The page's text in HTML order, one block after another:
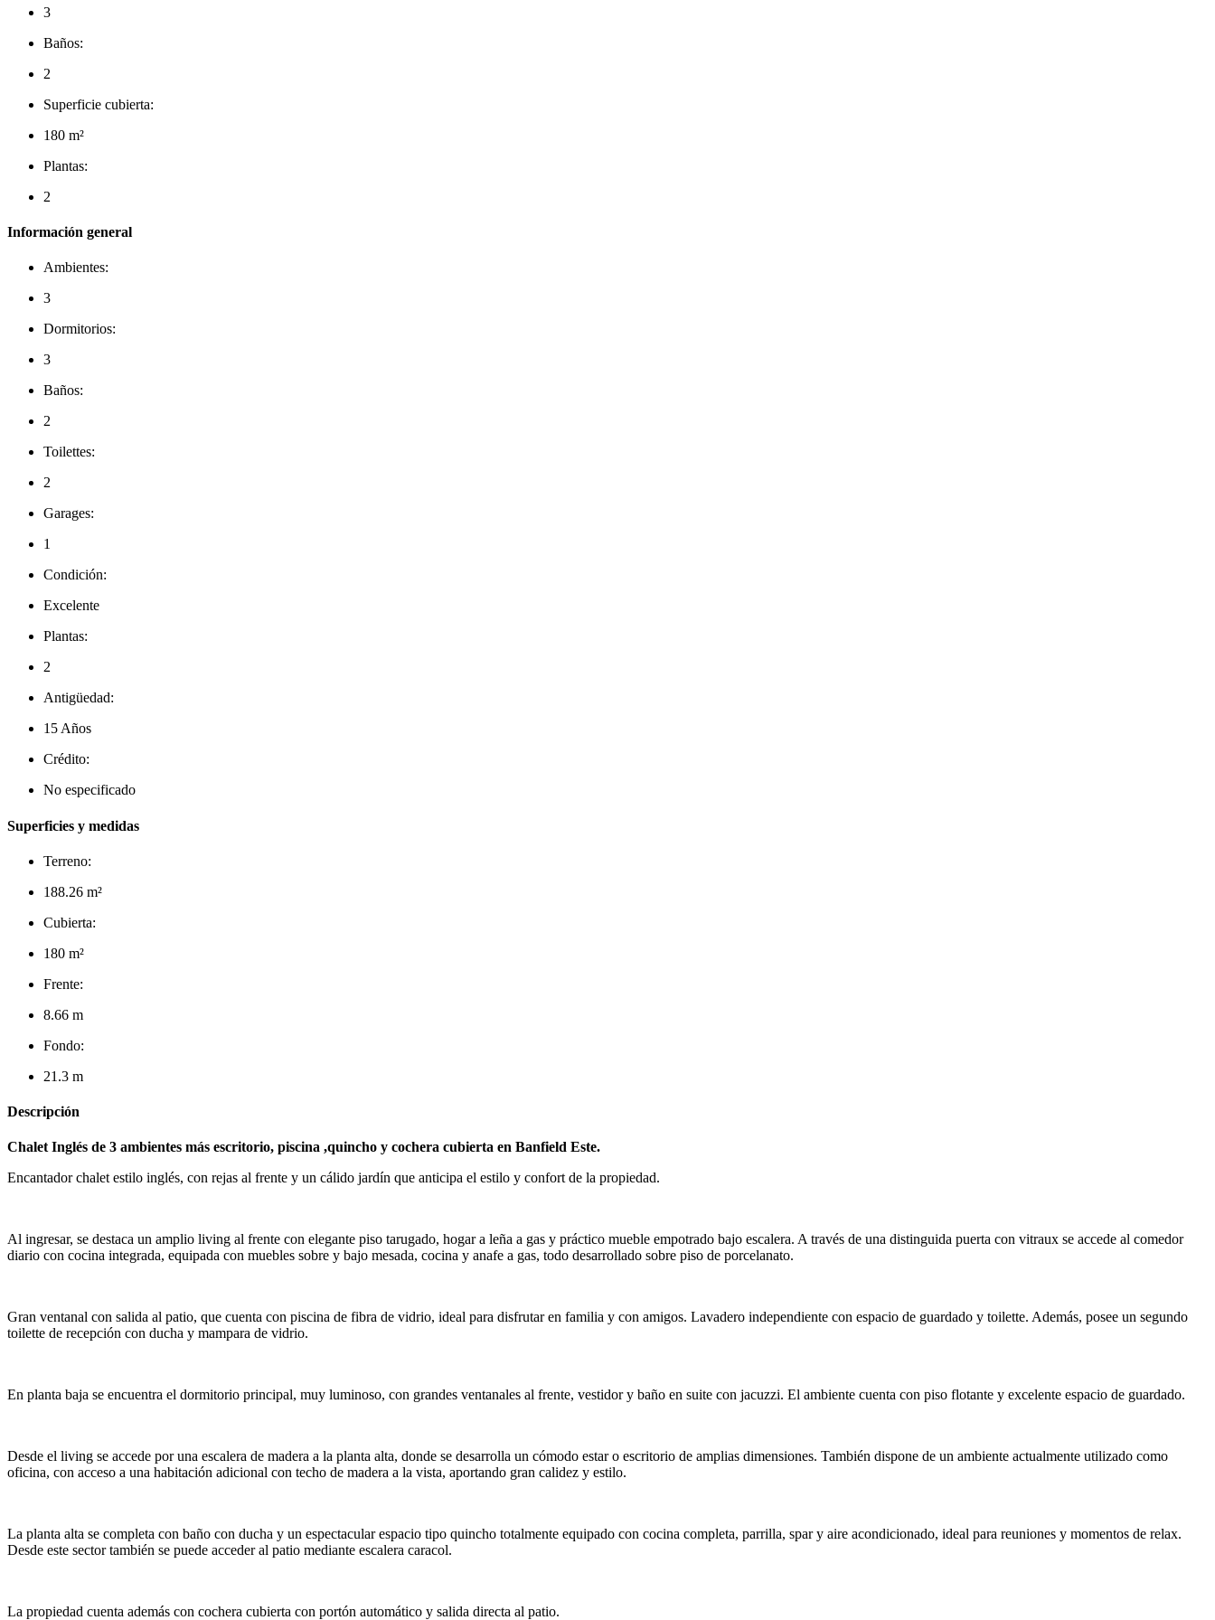
3
Baños:
2
Superficie cubierta:
180 m²
Plantas:
2
Información general
Ambientes:
3
Dormitorios:
3
Baños:
2
Toilettes:
2
Garages:
1
Condición:
Excelente
Plantas:
2
Antigüedad:
15 Años
Crédito:
No especificado
Superficies y medidas
Terreno:
188.26 m²
Cubierta:
180 m²
Frente:
8.66 m
Fondo:
21.3 m
Descripción
Chalet Inglés de 3 ambientes más escritorio, piscina ,quincho y cochera cubierta en Banfield Este.
Encantador chalet estilo inglés, con rejas al frente y un cálido jardín que anticipa el estilo y confort de la propiedad.
Al ingresar, se destaca un amplio living al frente con elegante piso tarugado, hogar a leña a gas y práctico mueble empotrado bajo escalera. A través de una distinguida puerta con vitraux se accede al comedor
diario con cocina integrada, equipada con muebles sobre y bajo mesada, cocina y anafe a gas, todo desarrollado sobre piso de porcelanato.
Gran ventanal con salida al patio, que cuenta con piscina de fibra de vidrio, ideal para disfrutar en familia y con amigos. Lavadero independiente con espacio de guardado y toilette. Además, posee un segundo
toilette de recepción con ducha y mampara de vidrio.
En planta baja se encuentra el dormitorio principal, muy luminoso, con grandes ventanales al frente, vestidor y baño en suite con jacuzzi. El ambiente cuenta con piso flotante y excelente espacio de guardado.
Desde el living se accede por una escalera de madera a la planta alta, donde se desarrolla un cómodo estar o escritorio de amplias dimensiones. También dispone de un ambiente actualmente utilizado como
oficina, con acceso a una habitación adicional con techo de madera a la vista, aportando gran calidez y estilo.
La planta alta se completa con baño con ducha y un espectacular espacio tipo quincho totalmente equipado con cocina completa, parrilla, spar y aire acondicionado, ideal para reuniones y momentos de relax.
Desde este sector también se puede acceder al patio mediante escalera caracol.
La propiedad cuenta además con cochera cubierta con portón automático y salida directa al patio.